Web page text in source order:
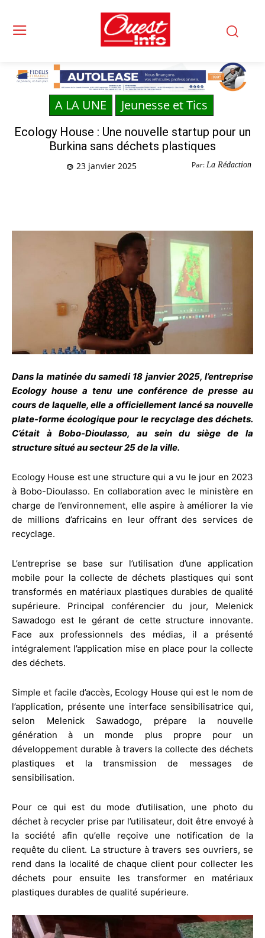
A LA UNE Jeunesse et Tics
Ecology House : Une nouvelle startup pour un
Burkina sans déchets plastiques
Par: La Rédaction
23 janvier 2025
Dans la matinée du samedi 18 janvier 2025, l’entreprise
Ecology house a tenu une conférence de presse au
cours de laquelle, elle a officiellement lancé sa nouvelle
plate-forme écologique pour le recyclage des déchets.
C’était à Bobo-Dioulasso, au sein du siège de la
structure situé au secteur 25 de la ville.
Ecology House est une structure qui a vu le jour en 2023
à Bobo-Dioulasso. En collaboration avec le ministère en
charge de l’environnement, elle aspire à améliorer la vie
de millions d’africains en leur offrant des services de
recyclage.
L’entreprise se base sur l’utilisation d’une application
mobile pour la collecte de déchets plastiques qui sont
transformés en matériaux plastiques durables de qualité
supérieure. Principal conférencier du jour, Melenick
Sawadogo est le gérant de cette structure innovante.
Face aux professionnels des médias, il a présenté
intégralement l’application mise en place pour la collecte
des déchets.
Simple et facile d’accès, Ecology House qui est le nom de
l’application, présente une interface sensibilisatrice qui,
selon Melenick Sawadogo, prépare la nouvelle
génération à un monde plus propre pour un
développement durable à travers la collecte des déchets
plastiques et la transmission de messages de
sensibilisation.
Pour ce qui est du mode d’utilisation, une photo du
déchet à recycler prise par l’utilisateur, doit être envoyé à
la société afin qu’elle reçoive une notification de la
requête du client. La structure à travers ses ouvriers, se
rend dans la localité de chaque client pour collecter les
déchets pour ensuite les transformer en matériaux
plastiques durables de qualité supérieure.